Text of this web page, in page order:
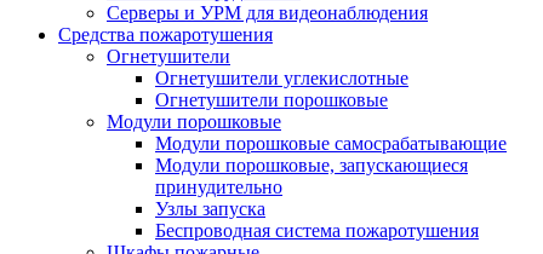
Серверы и УРМ для видеонаблюдения
Средства пожаротушения
Огнетушители
Огнетушители углекислотные
Огнетушители порошковые
Модули порошковые
Модули порошковые самосрабатывающие
Модули порошковые, запускающиеся
принудительно
Узлы запуска
Беспроводная система пожаротушения